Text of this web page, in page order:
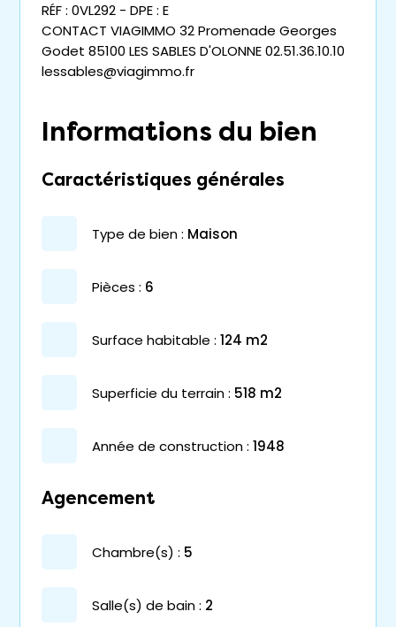
RÉF : 0VL292 - DPE : E
CONTACT VIAGIMMO 32 Promenade Georges
Godet 85100 LES SABLES D'OLONNE 02.51.36.10.10
lessables@viagimmo.fr
Informations du bien
Caractéristiques générales
type de bien : maison
pièces : 6
surface habitable : 124 m2
superficie du terrain : 518 m2
année de construction : 1948
Agencement
chambre(s) : 5
salle(s) de bain : 2